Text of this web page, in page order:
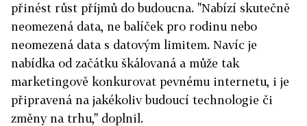
přinést růst příjmů do budoucna. "Nabízí skutečně
neomezená data, ne balíček pro rodinu nebo
neomezená data s datovým limitem. Navíc je
nabídka od začátku škálovaná a může tak
marketingově konkurovat pevnému internetu, i je
připravená na jakékoliv budoucí technologie či
změny na trhu," doplnil.